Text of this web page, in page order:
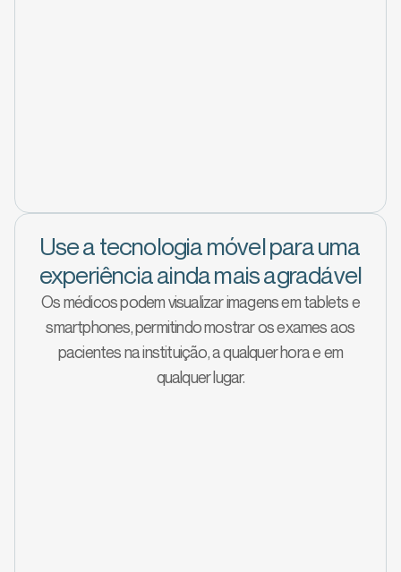
Use a tecnologia móvel para uma
experiência ainda mais agradável
Os médicos podem visualizar imagens em tablets e
smartphones, permitindo mostrar os exames aos
pacientes na instituição, a qualquer hora e em
qualquer lugar.